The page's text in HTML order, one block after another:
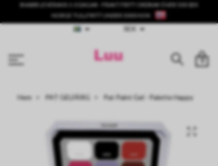
SNABB LEVERANS 1-3 DAGAR - FRAKT FRITT ORDRAR ÖVER 500 SEK
NORGE TULLFRITT UNDER 3000 NOK
0
Hem PAT GELFÄRG Pat Paint Gel - Palette Happy